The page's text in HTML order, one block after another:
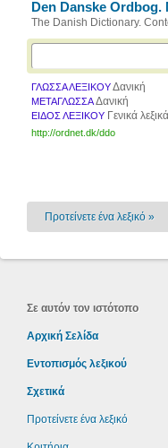
Den Danske
The Danish Dictionary.
ΓΛΩΣΣΑ ΛΕΞΙΚΟΥΔανική
ΜΕΤΑΓΛΩΣΣΑΔανική
ΕΙΔΟΣ ΛΕΞΙΚΟΥ Γενικά λεξικά
http://ordnet.dk/ddo
Προτείνετε ένα λεξικό »
Σε αυτόν τον ιστότοπο
Αρχική Σελίδα
Εντοπισμός λεξικού
Σχετικά
Προτείνετε ένα λεξικό